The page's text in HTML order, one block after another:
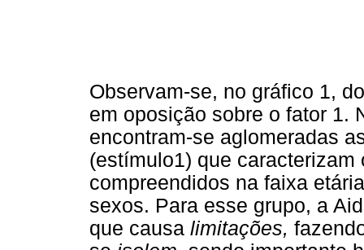
Observam-se, no gráfico 1,
em oposição sobre o fator 1.
encontram-se aglomeradas
(estímulo1) que
compreendidos na faixa
sexos. Para esse grupo, a
que causa limitações,